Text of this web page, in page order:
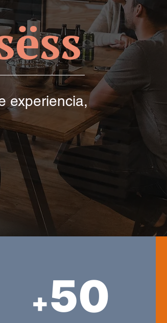
experiencia,
+50